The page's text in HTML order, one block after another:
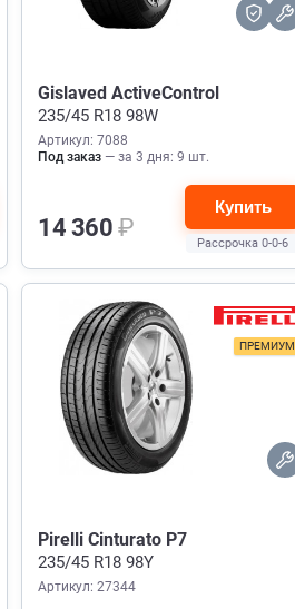
Gislaved ActiveControl
235/45 R18 98W
Артикул: 7088
Под заказ — за 3 дня: 9 шт.
14 360 ₽
Купить
Рассрочка 0-0-6
ПРЕМИУМ
Pirelli Cinturato P7
235/45 R18 98Y
Артикул: 27344